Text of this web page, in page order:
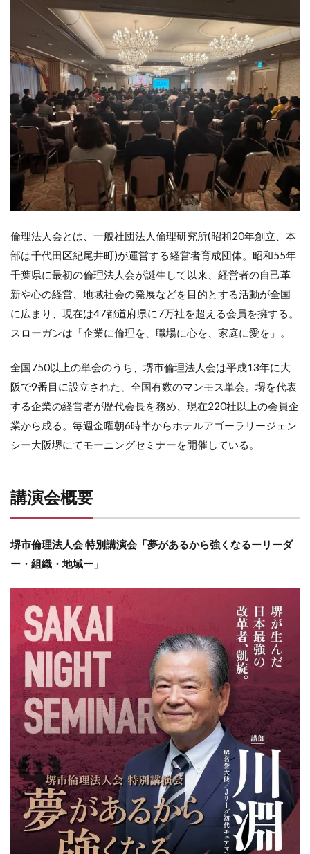
倫理法人会とは、一般社団法人倫理研究所(昭和20年創立、本
部は千代田区紀尾井町)が運営する経営者育成団体。昭和55年
千葉県に最初の倫理法人会が誕生して以来、経営者の自己革
新や心の経営、地域社会の発展などを目的とする活動が全国
に広まり、現在は47都道府県に7万社を超える会員を擁する。
スローガンは「企業に倫理を、職場に心を、家庭に愛を」。
全国750以上の単会のうち、堺市倫理法人会は平成13年に大
阪で9番目に設立された、全国有数のマンモス単会。堺を代表
する企業の経営者が歴代会長を務め、現在220社以上の会員企
業から成る。毎週金曜朝6時半からホテルアゴーラリージェン
シー大阪堺にてモーニングセミナーを開催している。
講演会概要
堺市倫理法人会 特別講演会「夢があるから強くなるーリーダ
ー・組織・地域ー」